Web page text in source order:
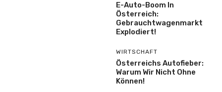
E-Auto-Boom In
Österreich:
Gebrauchtwagenmarkt
Explodiert!
WIRTSCHAFT
Österreichs Autofieber:
Warum Wir Nicht Ohne
Können!